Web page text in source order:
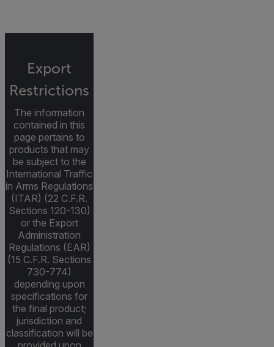
Export
Restrictions
The information
contained in this
page pertains to
products that may
be subject to the
International Traffic
in Arms Regulations
(ITAR) (22 C.F.R.
Sections 120-130)
or the Export
Administration
Regulations (EAR)
(15 C.F.R. Sections
730-774)
depending upon
specifications for
the final product;
jurisdiction and
classification will be